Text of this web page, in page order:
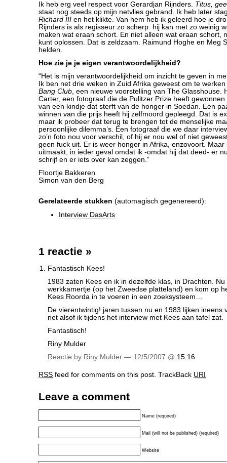
Ik heb erg veel respect voor Gerardjan Rijnders. Titus,
staat nog steeds op mijn netvlies gebrand. Ik heb later
Richard III en het klikte. Van hem heb ik geleerd hoe je
Rijnders is als regisseur zo scherp: hij kan met zo weinig
maken wat eraan schort. En niet alleen wat eraan schort,
kunt oplossen. Dat is zeldzaam. Raimund Hoghe en Meg
helden.
Hoe zie je je eigen verantwoordelijkheid?
“Het is mijn verantwoordelijkheid om inzicht te geven in
Ik ben net drie weken in Zuid Afrika geweest om te
Bang Club, een nieuwe voorstelling van The Glasshouse.
Carter, een fotograaf die de Pulitzer Prize heeft
van een kindje dat sterft van de honger in Soedan. Een
winnen van die prijs heeft hij zelfmoord gepleegd. Dat is
maar ik probeer dat terug te brengen tot de menselijke
persoonlijke dilemma’s. Een fotograaf die we daar
zo’n foto nou voor verschil, of hij er nou wel of niet
geen fuck uit. Er is weer honger in Afrika, enzovoort.
uitmaakt, in ieder geval omdat ik -omdat hij dat deed- er
schrijf en er iets over kan zeggen.”
Floortje Bakkeren
Simon van den Berg
Gerelateerde stukken (automagisch gegenereerd):
Interview DasArts
1 reactie »
Fantastisch Kees!
1983 zaten Kees en ik in dezelfde klas, in Drachten. Nu
werkkamertje (op het Zweedse platteland) en kom op
Kees Roorda in te voeren in een zoeksysteem…
De vierentwintig! jaren tussen nu en 1983 lijken ineens
net alsof ik tijdens het interview met Kees aan tafel zat.
Fantastisch!
Riny Mulder
Reactie by Riny Mulder — 12/5/2007 @ 15:16
RSS feed for comments on this post. TrackBack URI
Leave a comment
Name (required)
Mail (will not be published) (required)
Website